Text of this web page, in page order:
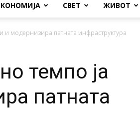
СВЕТ ЖИВОТ
и модернизира патната инфраструктура
темпо ја
патната